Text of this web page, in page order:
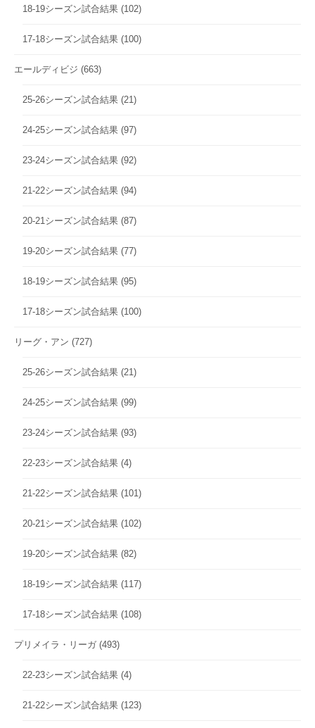
18-19シーズン試合結果 (102)
17-18シーズン試合結果 (100)
エールディビジ (663)
25-26シーズン試合結果 (21)
24-25シーズン試合結果 (97)
23-24シーズン試合結果 (92)
21-22シーズン試合結果 (94)
20-21シーズン試合結果 (87)
19-20シーズン試合結果 (77)
18-19シーズン試合結果 (95)
17-18シーズン試合結果 (100)
リーグ・アン (727)
25-26シーズン試合結果 (21)
24-25シーズン試合結果 (99)
23-24シーズン試合結果 (93)
22-23シーズン試合結果 (4)
21-22シーズン試合結果 (101)
20-21シーズン試合結果 (102)
19-20シーズン試合結果 (82)
18-19シーズン試合結果 (117)
17-18シーズン試合結果 (108)
プリメイラ・リーガ (493)
22-23シーズン試合結果 (4)
21-22シーズン試合結果 (123)